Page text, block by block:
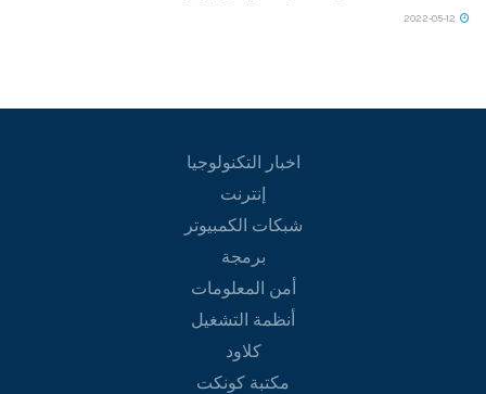
اخبار التكنولوجيا
إنترنت
شبكات الكمبيوتر
برمجة
أمن المعلومات
أنظمة التشغيل
كلاود
مكتبة كونكت